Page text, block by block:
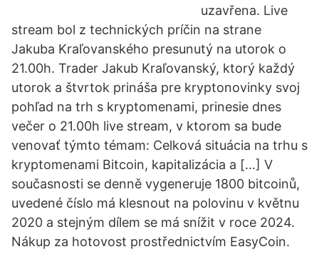
uzavřena. Live
stream bol z technických príčin na strane
Jakuba Kraľovanského presunutý na utorok o
21.00h. Trader Jakub Kraľovanský, ktorý každý
utorok a štvrtok prináša pre kryptonovinky svoj
pohľad na trh s kryptomenami, prinesie dnes
večer o 21.00h live stream, v ktorom sa bude
venovať týmto témam: Celková situácia na trhu s
kryptomenami Bitcoin, kapitalizácia a […] V
současnosti se denně vygeneruje 1800 bitcoinů,
uvedené číslo má klesnout na polovinu v květnu
2020 a stejným dílem se má snížit v roce 2024.
Nákup za hotovost prostřednictvím EasyCoin.